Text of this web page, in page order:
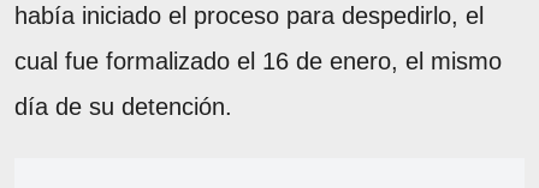
había iniciado el proceso para despedirlo, el
cual fue formalizado el 16 de enero, el mismo
día de su detención.